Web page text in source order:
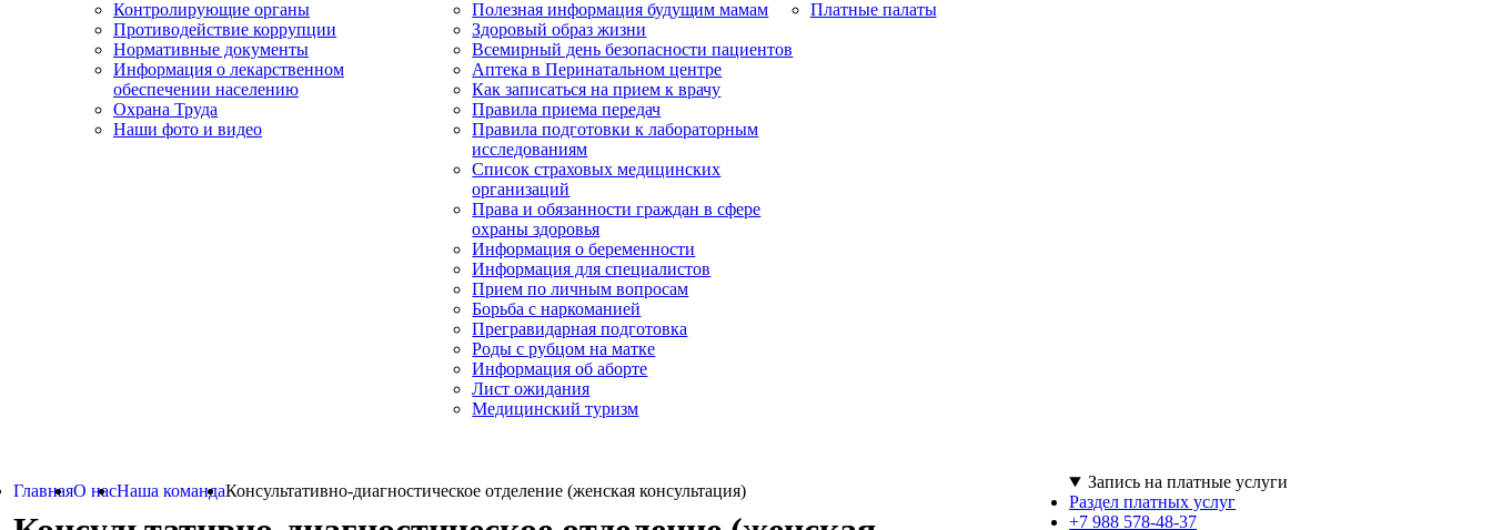
Контролирующие органы
Противодействие коррупции
Нормативные документы
Информация о лекарственном
обеспечении населению
Охрана Труда
Наши фото и видео
Полезная информация будущим мамам
Здоровый образ жизни
Всемирный день безопасности пациентов
Аптека в Перинатальном центре
Как записаться на прием к врачу
Правила приема передач
Правила подготовки к лабораторным
исследованиям
Список страховых медицинских
организаций
Права и обязанности граждан в сфере
охраны здоровья
Информация о беременности
Информация для специалистов
Прием по личным вопросам
Борьба с наркоманией
Прегравидарная подготовка
Роды с рубцом на матке
Информация об аборте
Лист ожидания
Медицинский туризм
Платные палаты
ГлавнаяО насНаша командаКонсультативно-диагностическое отделение (женская консультация)
Запись на платные услуги
Раздел платных услуг
+7 988 578-48-37